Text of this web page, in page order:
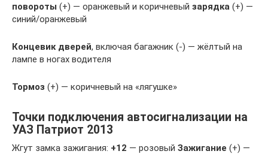
повороты (+) — оранжевый и коричневый зарядка (+) —
синий/оранжевый
Концевик дверей, включая багажник (-) — жёлтый на
лампе в ногах водителя
Тормоз (+) — коричневый на «лягушке»
Точки подключения автосигнализации на
УАЗ Патриот 2013
Жгут замка зажигания: +12 — розовый Зажигание (+) —